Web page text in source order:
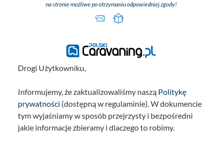
na stronie możliwe po otrzymaniu odpowiedniej zgody!
Drogi Użytkowniku,
Informujemy, że zaktualizowaliśmy naszą Politykę
prywatności (dostępną w regulaminie). W dokumencie
tym wyjaśniamy w sposób przejrzysty i bezpośredni
jakie informacje zbieramy i dlaczego to robimy.